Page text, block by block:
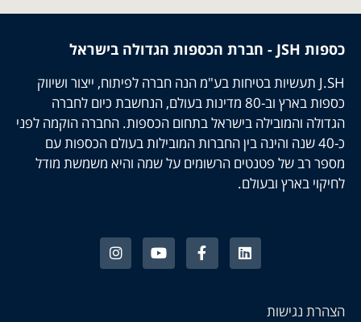
כספות JSH - חברת הכספות הגדולה בישראל
J.SH תעשיות בטיחות בע"מ הנה חברה לפיתוח, ייצור ושיווק
כספות בארץ וב-80 מדינות בעולם, הנחשבת כיום לחברה
הגדולה והמובילה בישראל בתחום הכספות. החברה הוקמה לפני
כ-40 שנה והינה בין החברות המובילות בעולם הכספות עם
מספר רב של פטנטים הרשומים על שמה והיא משמשת מודל
לחיקוי בארץ ובעולם.
הצהרת נגישות